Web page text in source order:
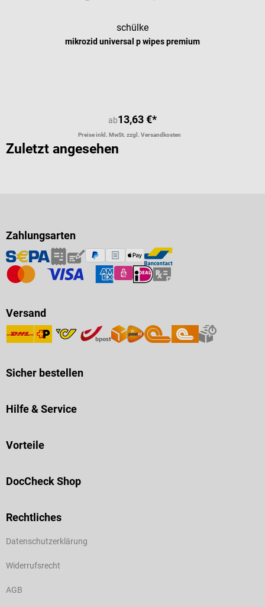
schülke
mikrozid universal p wipes premium
ab13,63 €*
Preise inkl. MwSt. zzgl. Versandkosten
Zuletzt angesehen
Zahlungsarten
Versand
Sicher bestellen
Hilfe & Service
Vorteile
DocCheck Shop
Rechtliches
Datenschutzerklärung
Widerrufsrecht
AGB